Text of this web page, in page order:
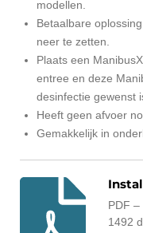
modellen.
Betaalbare
neer te zetten.
Plaats een
entree en deze
desinfectie gewenst
Heeft geen afvoer
Gemakkelijk in
PDF –
1492